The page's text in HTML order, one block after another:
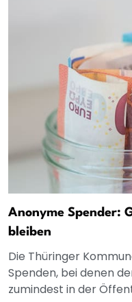
Anonyme Spender:
bleiben
Die Thüringer
Spenden, bei denen
zumindest in der